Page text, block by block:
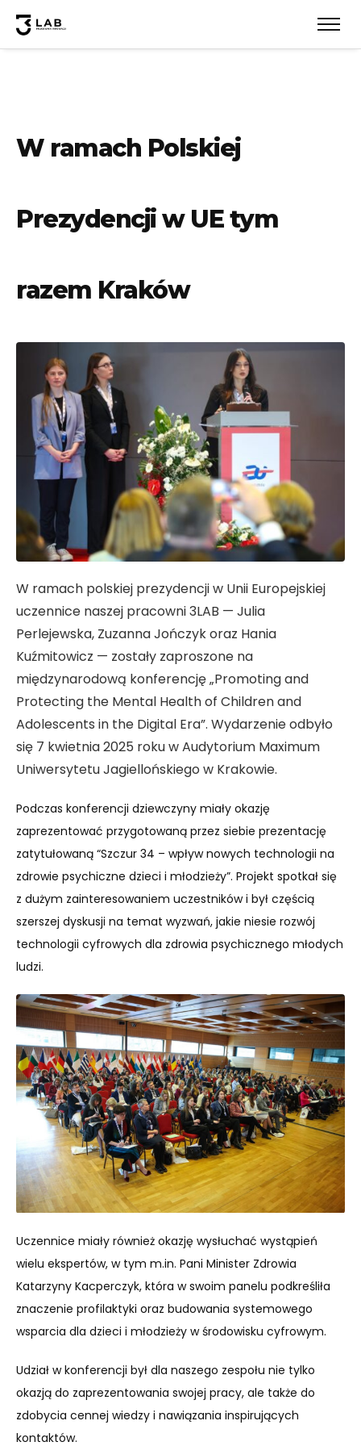
W ramach Polskiej
Prezydencji w UE tym
razem Kraków
W ramach polskiej prezydencji w Unii Europejskiej
uczennice naszej pracowni 3LAB — Julia
Perlejewska, Zuzanna Jończyk oraz Hania
Kuźmitowicz — zostały zaproszone na
międzynarodową konferencję „Promoting and
Protecting the Mental Health of Children and
Adolescents in the Digital Era”. Wydarzenie odbyło
się 7 kwietnia 2025 roku w Audytorium Maximum
Uniwersytetu Jagiellońskiego w Krakowie.
Podczas konferencji dziewczyny miały okazję
zaprezentować przygotowaną przez siebie prezentację
zatytułowaną “Szczur 34 – wpływ nowych technologii na
zdrowie psychiczne dzieci i młodzieży”. Projekt spotkał się
z dużym zainteresowaniem uczestników i był częścią
szerszej dyskusji na temat wyzwań, jakie niesie rozwój
technologii cyfrowych dla zdrowia psychicznego młodych
ludzi.
Uczennice miały również okazję wysłuchać wystąpień
wielu ekspertów, w tym m.in. Pani Minister Zdrowia
Katarzyny Kacperczyk, która w swoim panelu podkreśliła
znaczenie profilaktyki oraz budowania systemowego
wsparcia dla dzieci i młodzieży w środowisku cyfrowym.
Udział w konferencji był dla naszego zespołu nie tylko
okazją do zaprezentowania swojej pracy, ale także do
zdobycia cennej wiedzy i nawiązania inspirujących
kontaktów.